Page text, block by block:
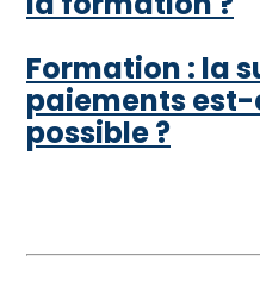
Formation : la
paiements
possible ?